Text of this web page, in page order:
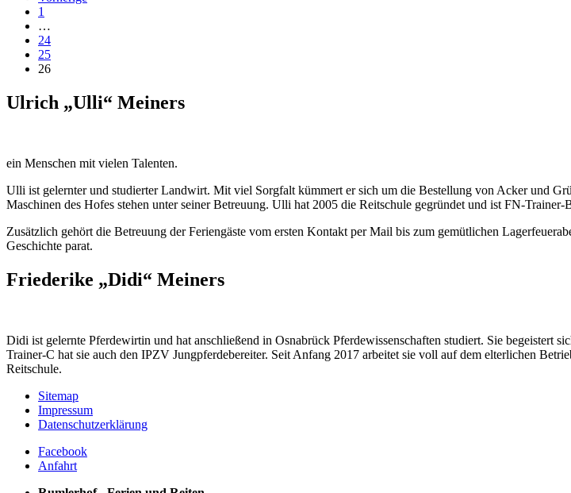
1
…
24
25
26
Ulrich „Ulli“ Meiners
ein Menschen mit vielen Talenten.
Ulli ist gelernter und studierter Landwirt. Mit viel Sorgfalt kümmert er sich um die Bestellung von Acker und
Maschinen des Hofes stehen unter seiner Betreuung. Ulli hat 2005 die Reitschule gegründet und ist FN-Trainer-
Zusätzlich gehört die Betreuung der Feriengäste vom ersten Kontakt per Mail bis zum gemütlichen
Geschichte parat.
Friederike „Didi“ Meiners
Didi ist gelernte Pferdewirtin und hat anschließend in Osnabrück Pferdewissenschaften studiert. Sie begeistert
Trainer-C hat sie auch den IPZV Jungpferdebereiter. Seit Anfang 2017 arbeitet sie voll auf dem elterlichen
Reitschule.
Sitemap
Impressum
Datenschutzerklärung
Facebook
Anfahrt